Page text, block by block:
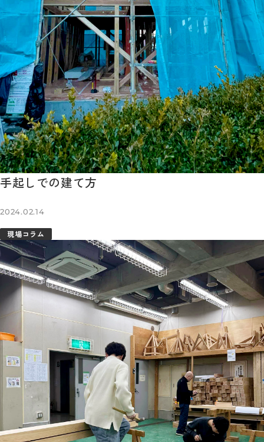
手起しでの建て方
2024.02.14
現場コラム